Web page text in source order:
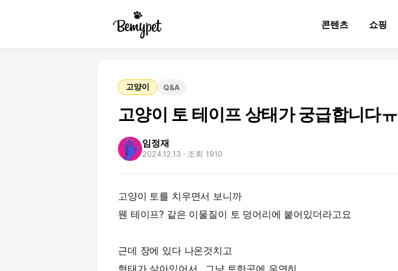
콘텐츠 쇼핑
고양이 Q&A
고양이 토 테이프 상태가 궁급합니다ㅠ
임정재
2024.12.13 · 조회 1910
고양이 토를 치우면서 보니까
웬 테이프? 같은 이물질이 토 덩어리에 붙어있더라고요
근데 장에 있다 나온것치고
형태가 살아있어서.. 그냥 토한곳에 우연히